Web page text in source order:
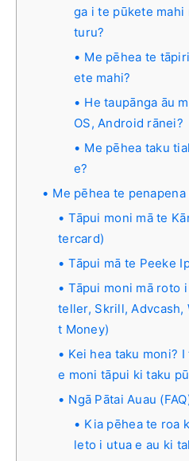
ga i te pūkete
turu?
Me pēhea te
ete mahi?
He taupānga āu
OS, Android rānei?
Me pēhea taku
e?
Me pēhea te
Tāpui moni mā te
tercard)
Tāpui mā te Peeke
Tāpui moni mā roto
teller, Skrill, Advcash,
t Money)
Kei hea taku moni?
e moni tāpui ki taku
Ngā Pātai Auau
Kia pēhea te roa
leto i utua e au ki